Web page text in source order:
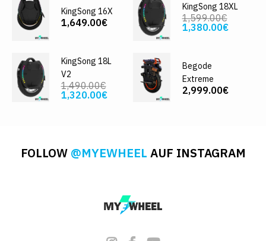
KingSong 16X
1,649.00€
KingSong 18XL
1,599.00€
1,380.00€
KingSong 18L
V2
1,490.00€
1,320.00€
Begode
Extreme
2,999.00€
FOLLOW @MYEWHEEL AUF INSTAGRAM